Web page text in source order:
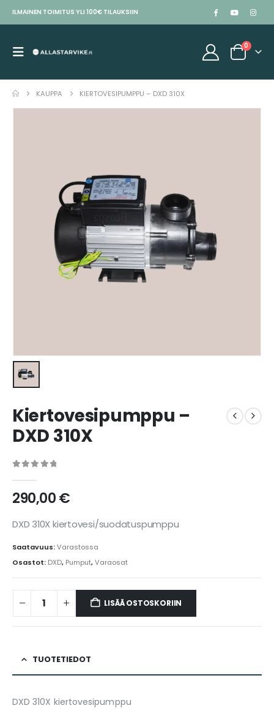
ILMAINEN TOIMITUS YLI 100€ TILAUKSIIN
0
KAUPPA KIERTOVESIPUMPPU – DXD 310X
Kiertovesipumppu –
DXD 310X
290,00€
DXD 310X kiertovesi/suodatuspumppu
Saatavuus:Varastossa
Osastot: DXD, Pumput,Varaosat
LISÄÄ OSTOSKORIIN
TUOTETIEDOT
DXD 310X kiertovesipumppu